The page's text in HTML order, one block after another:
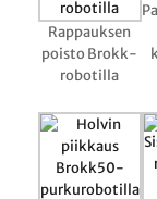
Rappauksen
poisto Brokk-
robotilla